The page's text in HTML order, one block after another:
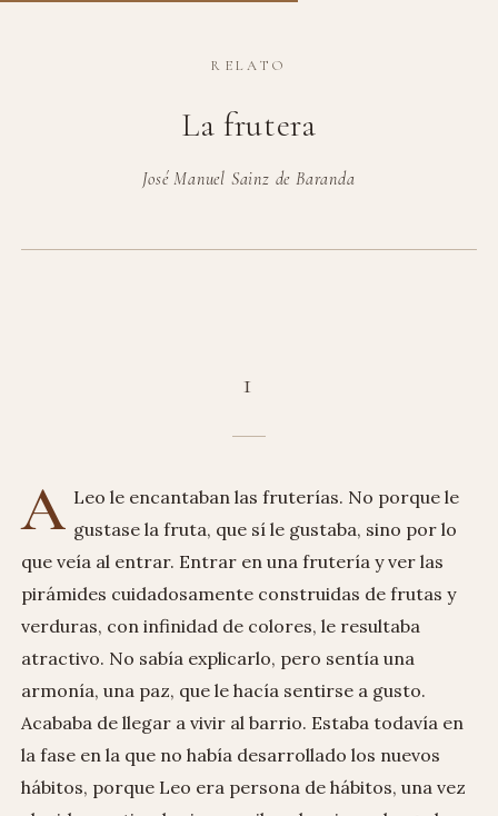
RELATO
La frutera
José Manuel Sainz de Baranda
1
A Leo le encantaban las fruterías. No porque le
gustase la fruta, que sí le gustaba, sino por lo
que veía al entrar. Entrar en una frutería y ver las
pirámides cuidadosamente construidas de frutas y
verduras, con infinidad de colores, le resultaba
atractivo. No sabía explicarlo, pero sentía una
armonía, una paz, que le hacía sentirse a gusto.
Acababa de llegar a vivir al barrio. Estaba todavía en
la fase en la que no había desarrollado los nuevos
hábitos, porque Leo era persona de hábitos, una vez